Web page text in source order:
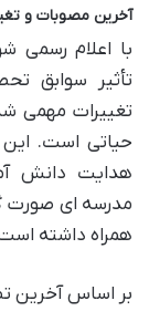
آخرین مصوبات و
با اعلام رسمی
تغییرات مهمی
حیاتی است.
هدایت دانش
مدرسه ای صورت
همراه داشته
بر اساس آخرین